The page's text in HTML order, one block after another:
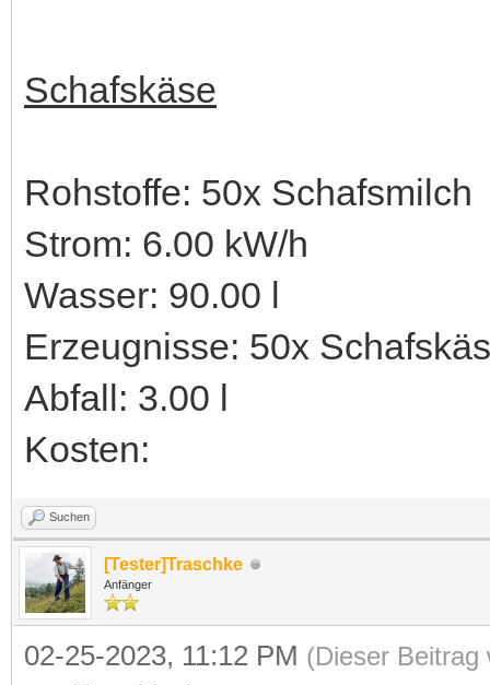
Schafskäse
Rohstoffe: 50x Schafsmilch
Strom: 6.00 kW/h
Wasser: 90.00 l
Erzeugnisse: 50x
Abfall: 3.00 l
Kosten:
Suchen
[Tester]Traschke
Anfänger
02-25-2023, 11:12 PM (Dieser Beitrag